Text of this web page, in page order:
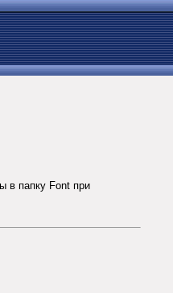
в папку Font при